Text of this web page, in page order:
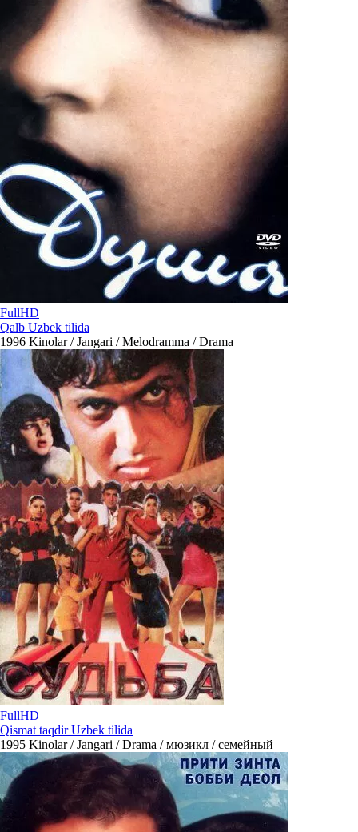
FullHD
Qalb Uzbek tilida
1996 Kinolar / Jangari / Melodramma / Drama
FullHD
Qismat taqdir Uzbek tilida
1995 Kinolar / Jangari / Drama / мюзикл / семейный